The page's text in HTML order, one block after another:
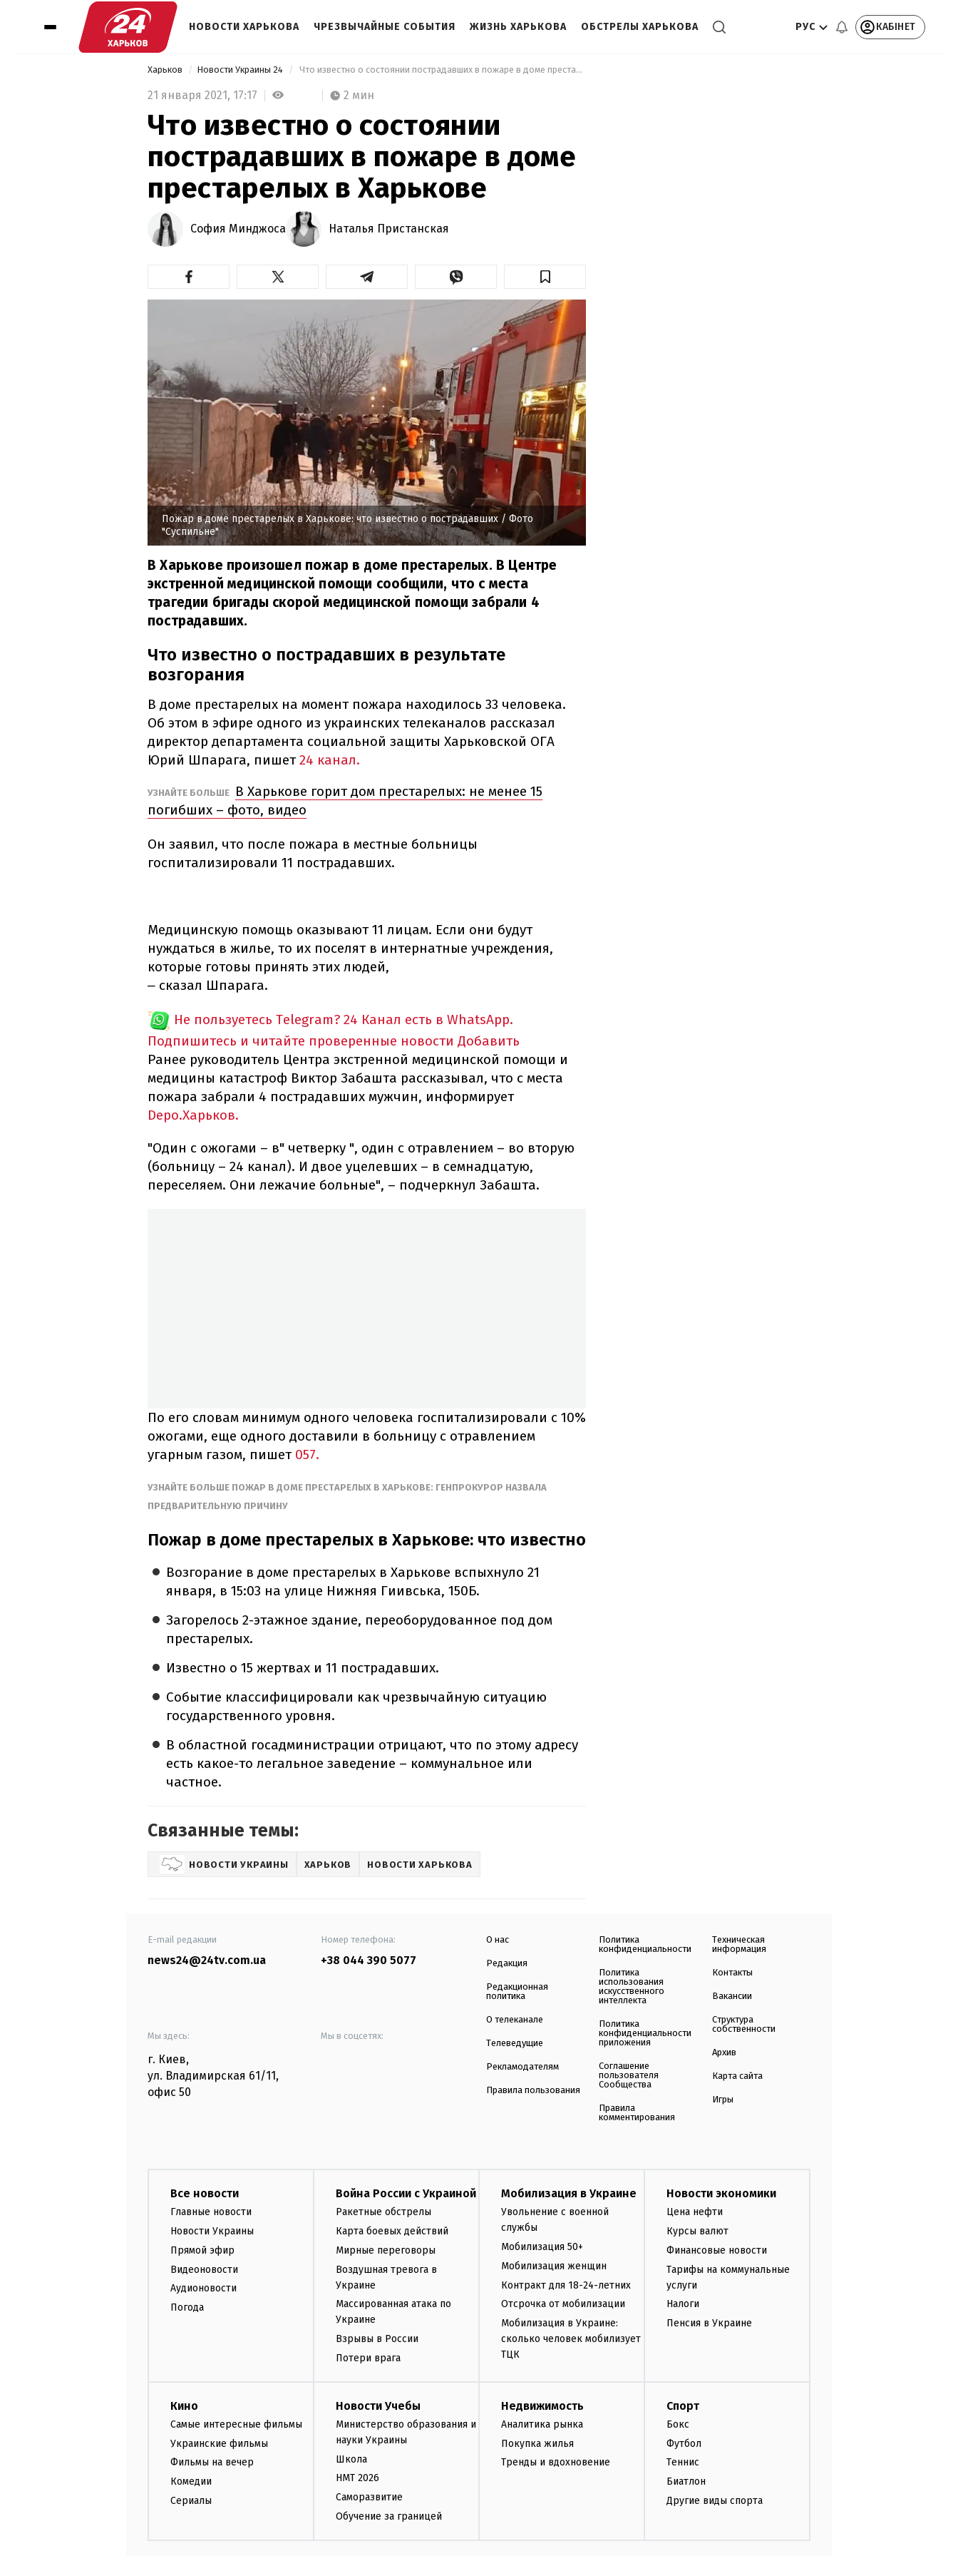
НОВОСТИ ХАРЬКОВА ЧРЕЗВЫЧАЙНЫЕ СОБЫТИЯ ЖИЗНЬ ХАРЬКОВА ОБСТРЕЛЫ ХАРЬКОВА РУС КАБІНЕТ
Харьков Новости Украины 24 Что известно о состоянии пострадавших в пожаре в доме престарелых в Харькове
21 января 2021, 17:17 2 мин
Что известно о состоянии
пострадавших в пожаре в доме
престарелых в Харькове
София Минджоса Наталья Пристанская
Пожар в доме престарелых в Харькове: что известно о пострадавших / Фото
"Суспильне"
В Харькове произошел пожар в доме престарелых. В Центре
экстренной медицинской помощи сообщили, что с места
трагедии бригады скорой медицинской помощи забрали 4
пострадавших.
Что известно о пострадавших в результате
возгорания
В доме престарелых на момент пожара находилось 33 человека.
Об этом в эфире одного из украинских телеканалов рассказал
директор департамента социальной защиты Харьковской ОГА
Юрий Шпарага, пишет24 канал.
УЗНАЙТЕ БОЛЬШЕ
В Харькове горит дом престарелых: не менее 15
погибших – фото, видео
Он заявил, что после пожара в местные больницы
госпитализировали 11 пострадавших.
Медицинскую помощь оказывают 11 лицам. Если они будут
нуждаться в жилье, то их поселят в интернатные учреждения,
которые готовы принять этих людей,
– сказал Шпарага.
Не пользуетесь Telegram? 24 Канал есть в WhatsApp.
Подпишитесь и читайте проверенные новости Добавить
Ранее руководитель Центра экстренной медицинской помощи и
медицины катастроф Виктор Забашта рассказывал, что с места
пожара забрали 4 пострадавших мужчин, информирует
Depo.Харьков.
"Один с ожогами – в" четверку ", один с отравлением – во вторую
(больницу – 24 канал). И двое уцелевших – в семнадцатую,
переселяем. Они лежачие больные", – подчеркнул Забашта.
По его словам минимум одного человека госпитализировали с 10%
ожогами, еще одного доставили в больницу с отравлением
угарным газом, пишет 057.
УЗНАЙТЕ БОЛЬШЕ ПОЖАР В ДОМЕ ПРЕСТАРЕЛЫХ В ХАРЬКОВЕ: ГЕНПРОКУРОР НАЗВАЛА
ПРЕДВАРИТЕЛЬНУЮ ПРИЧИНУ
Пожар в доме престарелых в Харькове: что известно
Возгорание в доме престарелых в Харькове вспыхнуло 21
января, в 15:03 на улице Нижняя Гиивська, 150Б.
Загорелось 2-этажное здание, переоборудованное под дом
престарелых.
Известно о 15 жертвах и 11 пострадавших.
Событие классифицировали как чрезвычайную ситуацию
государственного уровня.
В областной госадминистрации отрицают, что по этому адресу
есть какое-то легальное заведение – коммунальное или
частное.
Связанные темы:
НОВОСТИ УКРАИНЫ ХАРЬКОВ НОВОСТИ ХАРЬКОВА
E-mail редакции
news24@24tv.com.ua
Номер телефона:
+38 044 390 5077
Мы здесь:
г. Киев,
ул. Владимирская 61/11,
офис 50
Мы в соцсетях:
О нас
Редакция
Редакционная
политика
О телеканале
Телеведущие
Рекламодателям
Правила пользования
Политика
конфиденциальности
Политика
использования
искусственного
интеллекта
Политика
конфиденциальности
приложения
Соглашение
пользователя
Сообщества
Правила
комментирования
Техническая
информация
Контакты
Вакансии
Структура
собственности
Архив
Карта сайта
Игры
Все новости
Главные новости
Новости Украины
Прямой эфир
Видеоновости
Аудионовости
Погода
Война России с Украиной
Ракетные обстрелы
Карта боевых действий
Мирные переговоры
Воздушная тревога в
Украине
Массированная атака по
Украине
Взрывы в России
Потери врага
Мобилизация в Украине
Увольнение с военной
службы
Мобилизация 50+
Мобилизация женщин
Контракт для 18-24-летних
Отсрочка от мобилизации
Мобилизация в Украине:
сколько человек мобилизует
ТЦК
Новости экономики
Цена нефти
Курсы валют
Финансовые новости
Тарифы на коммунальные
услуги
Налоги
Пенсия в Украине
Кино
Самые интересные фильмы
Украинские фильмы
Фильмы на вечер
Комедии
Сериалы
Новости Учебы
Министерство образования и
науки Украины
Школа
НМТ 2026
Саморазвитие
Обучение за границей
Недвижимость
Аналитика рынка
Покупка жилья
Тренды и вдохновение
Спорт
Бокс
Футбол
Теннис
Биатлон
Другие виды спорта